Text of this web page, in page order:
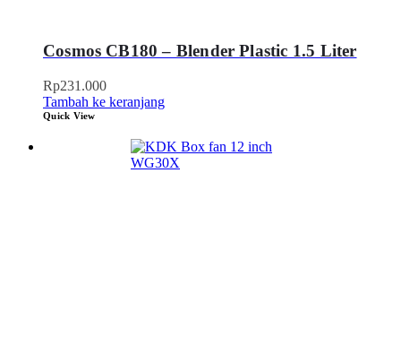
Cosmos CB180 – Blender Plastic 1.5 Liter
Rp231.000
Tambah ke keranjang
Quick View